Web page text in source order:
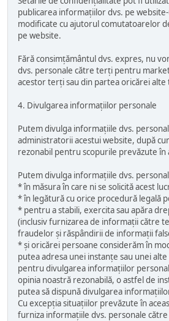
publicarea informațiilor dvs. pe
modificate cu ajutorul comutatoarelor
pe website.
Fără consimțământul dvs. expres, nu
dvs. personale către terți pentru
acestor terți sau din partea oricărei
4. Divulgarea informațiilor personale
Putem divulga informațiile dvs.
administratorii acestui website, după
rezonabil pentru scopurile prevăzute în
Putem divulga informațiile dvs.
* în măsura în care ni se solicită acest
* în legătură cu orice procedură legală
* pentru a stabili, exercita sau apăra
(inclusiv furnizarea de informații către
fraudelor și răspândirii de informații
* și oricărei persoane considerăm în
putea adresa unei instanțe sau unei
pentru divulgarea informațiilor
opinia noastră rezonabilă, o astfel de
putea să dispună divulgarea
Cu excepția situațiilor prevăzute în
furniza informațiile dvs. personale